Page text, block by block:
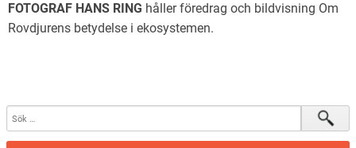
FOTOGRAF HANS RING håller föredrag och bildvisning Om
Rovdjurens betydelse i ekosystemen.